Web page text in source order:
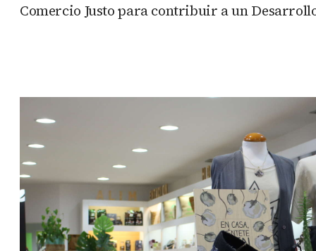
Comercio Justo para contribuir a un